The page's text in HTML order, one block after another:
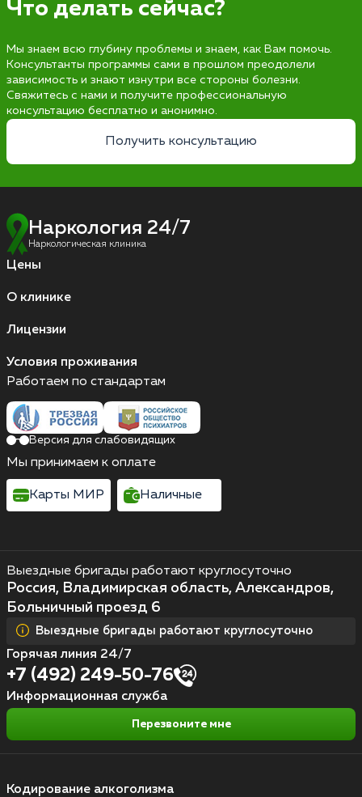
Что делать сейчас?
Мы знаем всю глубину проблемы и знаем, как Вам помочь.
Консультанты программы сами в прошлом преодолели
зависимость и знают изнутри все стороны болезни.
Свяжитесь с нами и получите профессиональную
консультацию бесплатно и анонимно.
Получить консультацию
Наркология 24/7
Наркологическая клиника
Цены
О клинике
Лицензии
Условия проживания
Кодирование алкоголизма
Выездные бригады работают круглосуточно
Россия, Владимирская область, Александров,
Больничный проезд 6
Выездные бригады работают круглосуточно
Горячая линия 24/7
+7 (492) 249-50-76
Информационная служба
Перезвоните мне
Работаем по стандартам
Версия для слабовидящих
Мы принимаем к оплате
Карты МИР Наличные